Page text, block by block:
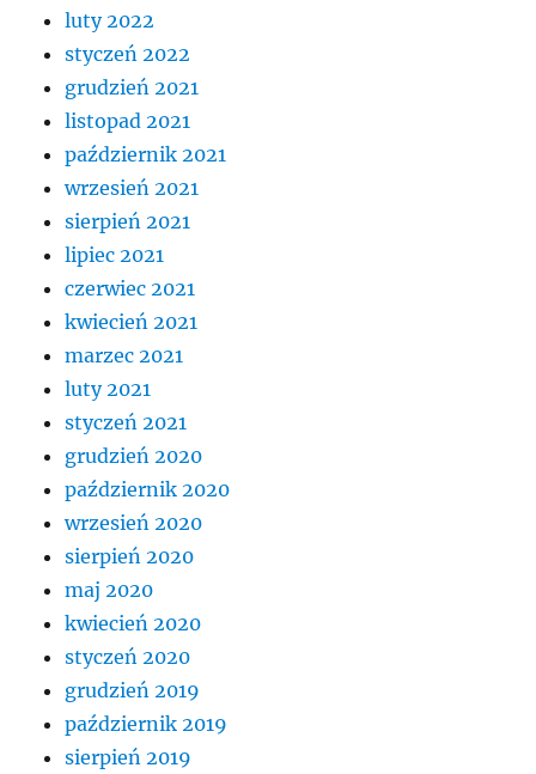
luty 2022
styczeń 2022
grudzień 2021
listopad 2021
październik 2021
wrzesień 2021
sierpień 2021
lipiec 2021
czerwiec 2021
kwiecień 2021
marzec 2021
luty 2021
styczeń 2021
grudzień 2020
październik 2020
wrzesień 2020
sierpień 2020
maj 2020
kwiecień 2020
styczeń 2020
grudzień 2019
październik 2019
sierpień 2019